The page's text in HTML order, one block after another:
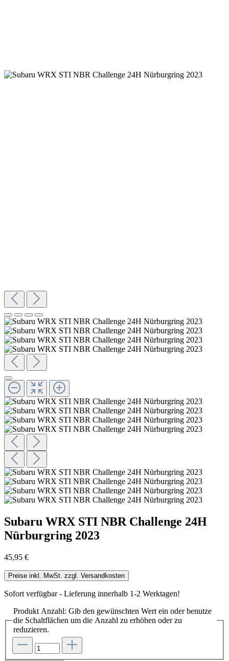
Subaru WRX STI NBR Challenge 24H
Nürburgring 2023
45,95 €
Preise inkl. MwSt. zzgl. Versandkosten
Sofort verfügbar - Lieferung innerhalb 1-2 Werktagen!
Produkt Anzahl: Gib den gewünschten Wert ein oder benutze
die Schaltflächen um die Anzahl zu erhöhen oder zu
reduzieren.